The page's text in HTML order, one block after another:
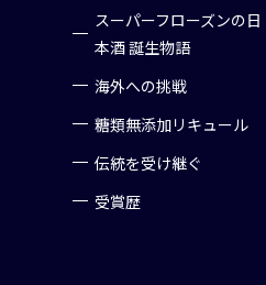
スーパーフローズンの日
本酒 誕生物語
海外への挑戦
糖類無添加リキュール
伝統を受け継ぐ
受賞歴